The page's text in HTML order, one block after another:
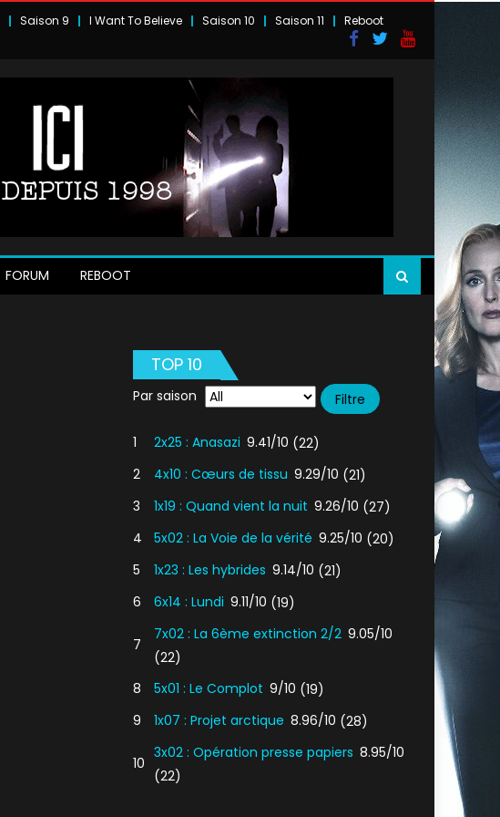
Saison 9 I Want To Believe Saison 10 Saison 11 Reboot
FORUM REBOOT
TOP 10
Par saison
1 2x25 : Anasazi 9.41/10 (22)
2
4x10 : Cœurs de tissu 9.29/10 (21)
3
1x19 : Quand vient la nuit 9.26/10 (27)
4
5x02 : La Voie de la vérité 9.25/10 (20)
5
1x23 : Les hybrides 9.14/10 (21)
6
6x14 : Lundi 9.11/10 (19)
7
7x02 : La 6ème extinction 2/2 9.05/10
(22)
8
5x01 : Le Complot 9/10 (19)
9
1x07 : Projet arctique 8.96/10 (28)
10
3x02 : Opération presse papiers 8.95/10
(22)